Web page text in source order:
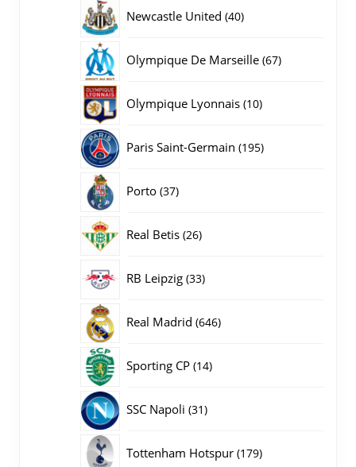
Newcastle United 4040
Olympique De Marseille 6767
Olympique Lyonnais 1010
Paris Saint-Germain 195195
Porto 3737
Real Betis 2626
RB Leipzig 3333
Real Madrid 646646
Sporting CP 1414
SSC Napoli 3131
Tottenham Hotspur 179179